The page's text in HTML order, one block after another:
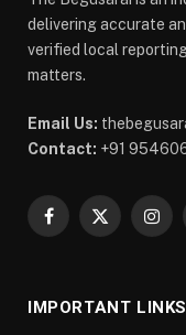
delivering accurate
verified local
matters.
Email Us:
Contact: +91
Facebook
X
IMPORTANT LINKS